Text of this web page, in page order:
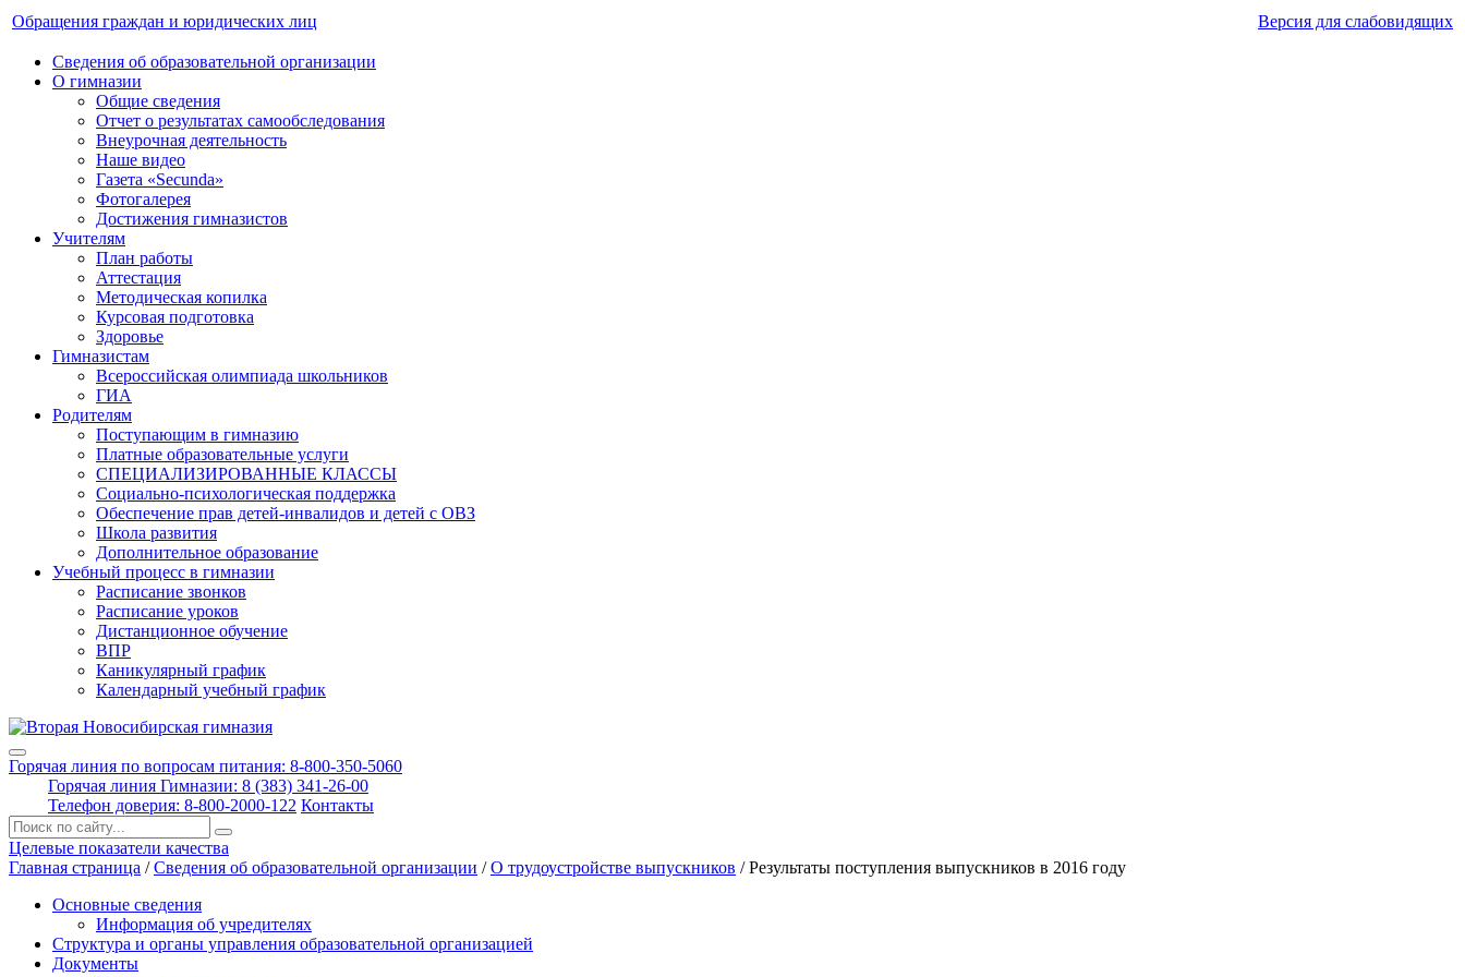
Обращения граждан и юридических лиц Версия для слабовидящих
Сведения об образовательной организации
О гимназии
Общие сведения
Отчет о результатах самообследования
Внеурочная деятельность
Наше видео
Газета «Secunda»
Фотогалерея
Достижения гимназистов
Учителям
План работы
Аттестация
Методическая копилка
Курсовая подготовка
Здоровье
Гимназистам
Всероссийская олимпиада школьников
ГИА
Родителям
Поступающим в гимназию
Платные образовательные услуги
СПЕЦИАЛИЗИРОВАННЫЕ КЛАССЫ
Социально-психологическая поддержка
Обеспечение прав детей-инвалидов и детей с ОВЗ
Школа развития
Дополнительное образование
Учебный процесс в гимназии
Расписание звонков
Расписание уроков
Дистанционное обучение
ВПР
Каникулярный график
Календарный учебный график
Горячая линия по вопросам питания: 8-800-350-5060
Горячая линия Гимназии: 8 (383) 341-26-00
Телефон доверия: 8-800-2000-122 Контакты
Поиск:
Целевые показатели качества
Главная страница /Сведения об образовательной организации /О трудоустройстве выпускников /Результаты поступления выпускников в 2016 году
Основные сведения
Информация об учредителях
Структура и органы управления образовательной организацией
Документы